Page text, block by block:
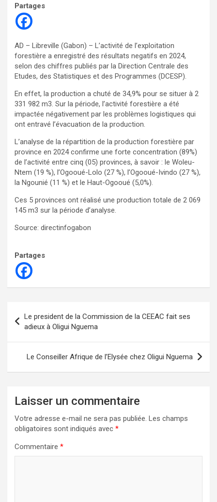
Partages
AD – Libreville (Gabon) – L’activité de l’exploitation
forestière a enregistré des résultats negatifs en 2024,
selon des chiffres publiés par la Direction Centrale des
Etudes, des Statistiques et des Programmes (DCESP).
En effet, la production a chuté de 34,9% pour se situer à 2
331 982 m3. Sur la période, l’activité forestière a été
impactée négativement par les problèmes logistiques qui
ont entravé l’évacuation de la production.
L’analyse de la répartition de la production forestière par
province en 2024 confirme une forte concentration (89%)
de l’activité entre cinq (05) provinces, à savoir : le Woleu-
Ntem (19 %), l’Ogooué-Lolo (27 %), l’Ogooué-Ivindo (27 %),
la Ngounié (11 %) et le Haut-Ogooué (5,0%).
Ces 5 provinces ont réalisé une production totale de 2 069
145 m3 sur la période d’analyse.
Source: directinfogabon
Partages
de
l’article
Le president de la Commission de la CEEAC fait ses
adieux à Oligui Nguema
Le Conseiller Afrique de l’Elysée chez Oligui Nguema
Laisser un commentaire
Votre adresse e-mail ne sera pas publiée. Les champs
obligatoires sont indiqués avec *
Commentaire *